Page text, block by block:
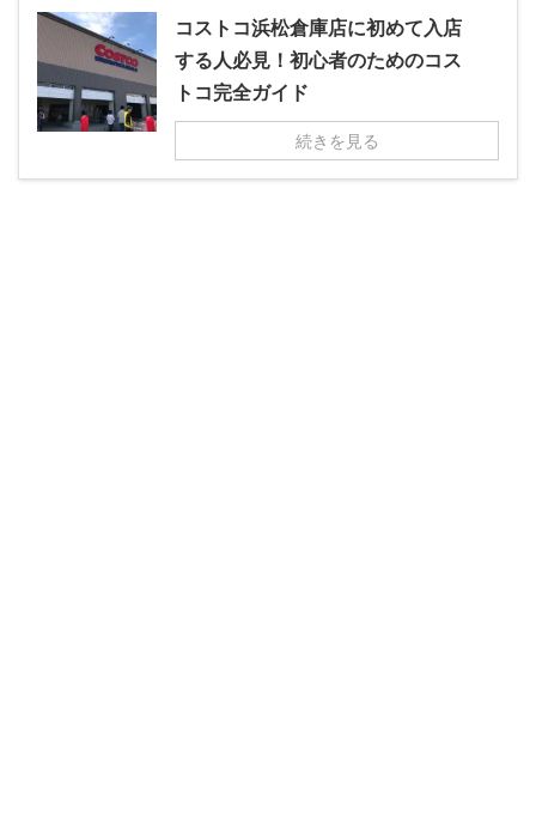
コストコ浜松倉庫店に初めて入店
する人必見！初心者のためのコス
トコ完全ガイド
続きを見る